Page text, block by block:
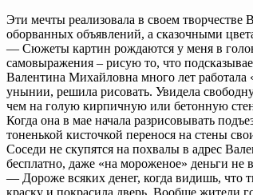
Эти мечты реализовала в своем
оборванных объявлений, а сказочными
— Сюжеты картин рождаются у меня в
самовыражения – рисую то, что
Валентина Михайловна много лет
унынии, решила рисовать. Увидела
чем на голую кирпичную или бетонную
Когда она в мае начала разрисовывать
тоненькой кисточкой перенося на стены
Соседи не скупятся на похвалы в адрес
бесплатно, даже «на мороженое» деньги не
— Дороже всяких денег, когда видишь, что
краску и покрасила дверь. Вообще жители